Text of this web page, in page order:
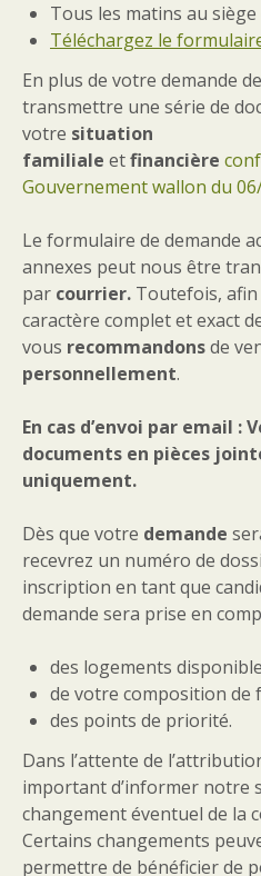
Tous les matins au siège
Téléchargez le
En plus de votre demande
transmettre une série de
votre situation
familiale etfinancière
Gouvernement wallon du
Le formulaire de demande
annexes peut nous être
par courrier. Toutefois, afin
caractère complet et exact
vous recommandonsde
personnellement.
En cas d’envoi par email :
documents en pièces
uniquement.
Dès que votre demande
recevrez un numéro de
inscription en tant que
demande sera prise en
des logements
de votre composition de
des points de priorité.
Dans l’attente de
important d’informer notre
changement éventuel de la
Certains changements
permettre de bénéficier de